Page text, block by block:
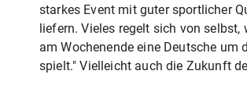
starkes Event mit guter sportlicher
liefern. Vieles regelt sich von selbst,
am Wochenende eine Deutsche um
spielt." Vielleicht auch die Zukunft